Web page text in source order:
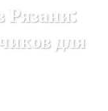
Рязани:
для